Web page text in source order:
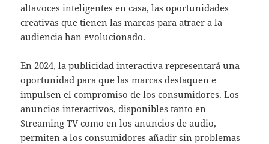
altavoces inteligentes en casa, las oportunidades
creativas que tienen las marcas para atraer a la
audiencia han evolucionado.
En 2024, la publicidad interactiva representará una
oportunidad para que las marcas destaquen e
impulsen el compromiso de los consumidores. Los
anuncios interactivos, disponibles tanto en
Streaming TV como en los anuncios de audio,
permiten a los consumidores añadir sin problemas